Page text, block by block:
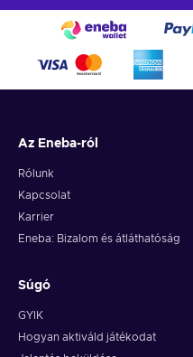
Az Eneba-ról
Rólunk
Kapcsolat
Karrier
Eneba: Bizalom és átláthatóság
Súgó
GYIK
Hogyan aktiváld játékodat